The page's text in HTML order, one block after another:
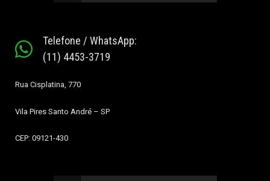
Telefone / WhatsApp:
(11) 4453-3719
Rua Cisplatina, 770
Vila Pires Santo André – SP
CEP: 09121-430